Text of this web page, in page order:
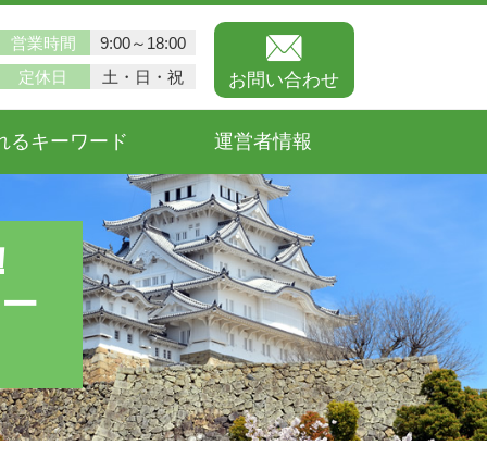
営業時間
9:00～18:00
定休日
土・日・祝 お問い合わせ
るキーワード 運営者情報